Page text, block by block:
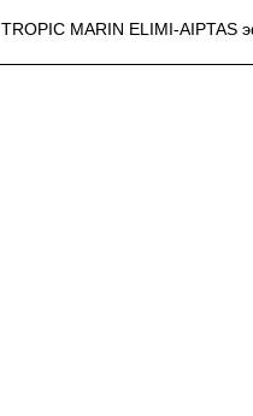
TROPIC MARIN ELIMI-AIPTAS